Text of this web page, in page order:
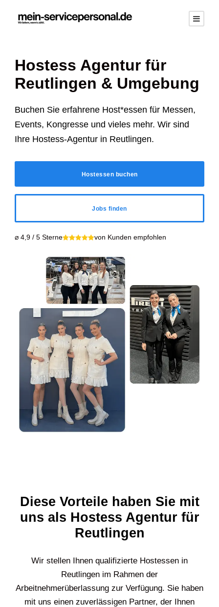
Hostess Agentur für
Reutlingen & Umgebung
Buchen Sie erfahrene Host*essen für Messen,
Events, Kongresse und vieles mehr. Wir sind
Ihre Hostess-Agentur in Reutlingen.
Hostessen buchen
Jobs finden
⌀ 4,9 / 5 Sterne von Kunden empfohlen
Diese Vorteile haben Sie mit
uns als Hostess Agentur für
Reutlingen
Wir stellen Ihnen qualifizierte Hostessen in
Reutlingen im Rahmen der
Arbeitnehmerüberlassung zur Verfügung. Sie haben
mit uns einen zuverlässigen Partner, der Ihnen